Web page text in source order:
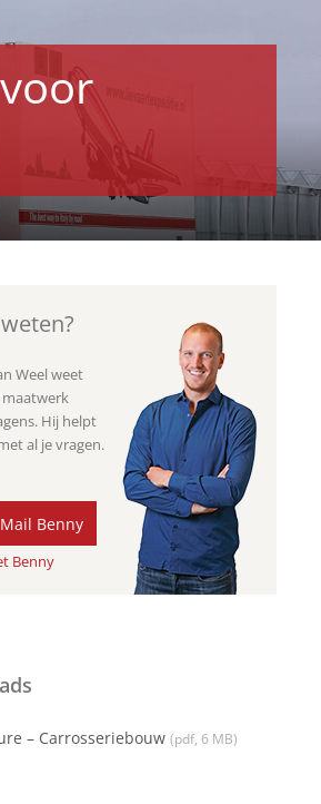
Weel weet
maatwerk
Hij helpt
al je vragen.
Mail Benny
Benny
– Carrosseriebouw (pdf, 6 MB)